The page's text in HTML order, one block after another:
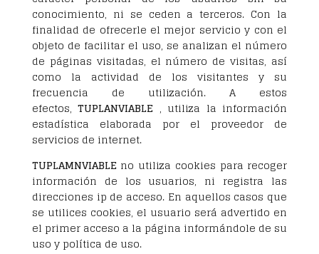
conocimiento, ni se ceden a terceros. Con la
finalidad de ofrecerle el mejor servicio y con el
objeto de facilitar el uso, se analizan el número
de páginas visitadas, el número de visitas, así
como la actividad de los visitantes y su
frecuencia de utilización. A estos
efectos,TUPLANVIABLE , utiliza la información
estadística elaborada por el proveedor de
servicios de internet.
TUPLAMNVIABLEno utiliza cookies para recoger
información de los usuarios, ni registra las
direcciones ip de acceso. En aquellos casos que
se utilices cookies, el usuario será advertido en
el primer acceso a la página informándole de su
uso y política de uso.